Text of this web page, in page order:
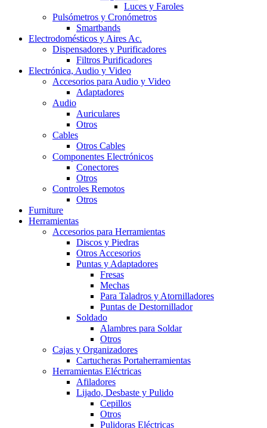
Luces y Faroles
Pulsómetros y Cronómetros
Smartbands
Electrodomésticos y Aires Ac.
Dispensadores y Purificadores
Filtros Purificadores
Electrónica, Audio y Video
Accesorios para Audio y Video
Adaptadores
Audio
Auriculares
Otros
Cables
Otros Cables
Componentes Electrónicos
Conectores
Otros
Controles Remotos
Otros
Furniture
Herramientas
Accesorios para Herramientas
Discos y Piedras
Otros Accesorios
Puntas y Adaptadores
Fresas
Mechas
Para Taladros y Atornilladores
Puntas de Destornillador
Soldado
Alambres para Soldar
Otros
Cajas y Organizadores
Cartucheras Portaherramientas
Herramientas Eléctricas
Afiladores
Lijado, Desbaste y Pulido
Cepillos
Otros
Pulidoras Eléctricas